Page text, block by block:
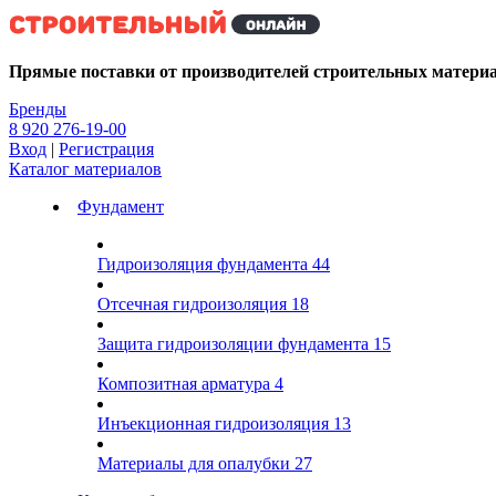
Kg
Прямые поставки от производителей строительных
Бренды
8 920 276-19-00
Вход | Регистрация
Каталог материалов
Фундамент
Гидроизоляция фундамента 44
Отсечная гидроизоляция 18
Защита гидроизоляции фундамента 15
Композитная арматура 4
Инъекционная гидроизоляция 13
Материалы для опалубки 27